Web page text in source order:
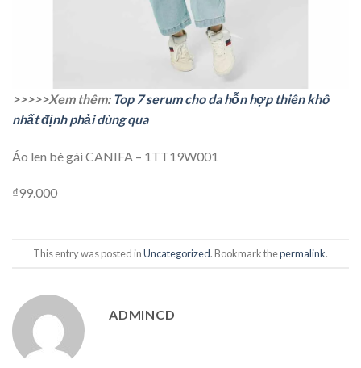
>>>>>Xem thêm: Top 7 serum cho da hỗn hợp thiên khô
nhất định phải dùng qua
Áo len bé gái CANIFA – 1TT19W001
₫99.000
This entry was posted inUncategorized. Bookmark thepermalink.
ADMINCD